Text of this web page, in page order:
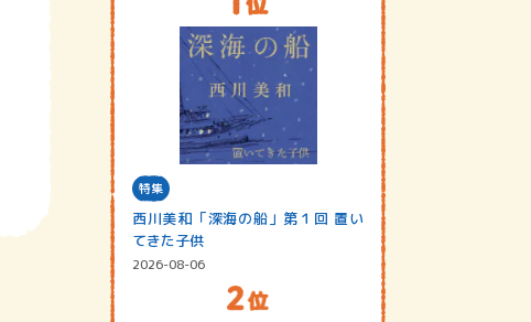
特集
西川美和「深海の船」第１回 置い
てきた子供
2026-08-06